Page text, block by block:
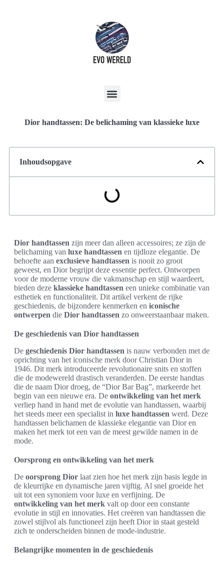
Dior handtassen: De belichaming van klassieke luxe
Inhoudsopgave
Dior handtassen zijn meer dan alleen accessoires; ze zijn de
belichaming van luxe handtassen en tijdloze elegantie. De
behoefte aan exclusieve handtassen is nooit zo groot
geweest, en Dior begrijpt deze essentie perfect. Ontworpen
voor de moderne vrouw die vakmanschap en stijl waardeert,
bieden deze klassieke handtassen een unieke combinatie van
esthetiek en functionaliteit. Dit artikel verkent de rijke
geschiedenis, de bijzondere kenmerken en iconische
ontwerpen die Dior handtassen zo onweerstaanbaar maken.
De geschiedenis van Dior handtassen
De geschiedenis Dior handtassen is nauw verbonden met de
oprichting van het iconische merk door Christian Dior in
1946. Dit merk introduceerde revolutionaire snits en stoffen
die de modewereld drastisch veranderden. De eerste handtas
die de naam Dior droeg, de “Dior Bar Bag”, markeerde het
begin van een nieuwe era. De ontwikkeling van het merk
verliep hand in hand met de evolutie van handtassen, waarbij
het steeds meer een specialist in luxe handtassen werd. Deze
handtassen belichamen de klassieke elegantie van Dior en
maken het merk tot een van de meest gewilde namen in de
mode.
Oorsprong en ontwikkeling van het merk
De oorsprong Dior laat zien hoe het merk zijn basis legde in
de kleurrijke en dynamische jaren vijftig. Al snel groeide het
uit tot een synoniem voor luxe en verfijning. De
ontwikkeling van het merk valt op door een constante
evolutie in stijl en innovaties. Het creëren van handtassen die
zowel stijlvol als functioneel zijn heeft Dior in staat gesteld
zich te onderscheiden binnen de mode-industrie.
Belangrijke momenten in de geschiedenis